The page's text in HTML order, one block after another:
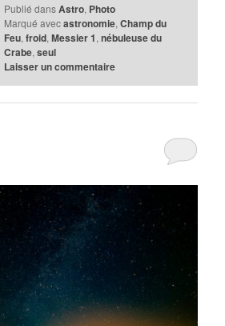
Publié dans Astro, Photo
Marqué avec astronomie, Champ du
Feu, froid, Messier 1, nébuleuse du
Crabe, seul
Laisser un commentaire